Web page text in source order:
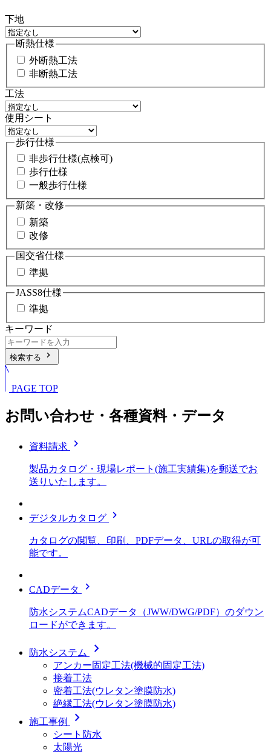
下地
断熱仕様
外断熱工法
非断熱工法
工法
使用シート
歩行仕様
非歩行仕様(点検可)
歩行仕様
一般歩行仕様
新築・改修
新築
改修
国交省仕様
準拠
JASS8仕様
準拠
キーワード
検索する chevron_right
PAGE TOP
お問い合わせ・各種資料・データ
資料請求 chevron_right
製品カタログ・現場レポート(施工実績集)を郵送でお
送りいたします。
デジタルカタログ chevron_right
カタログの閲覧、印刷、PDFデータ、URLの取得が可
能です。
CADデータ chevron_right
防水システムCADデータ（JWW/DWG/PDF）のダウン
ロードができます。
防水システム chevron_right
アンカー固定工法(機械的固定工法)
接着工法
密着工法(ウレタン塗膜防水)
絶縁工法(ウレタン塗膜防水)
施工事例
chevron_right
シート防水
太陽光